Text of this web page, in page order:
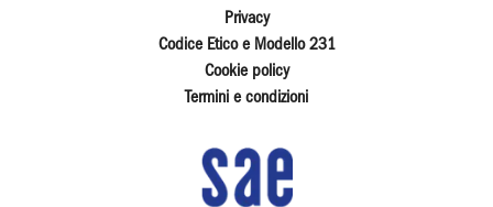
Privacy
Codice Etico e Modello 231
Cookie policy
Termini e condizioni